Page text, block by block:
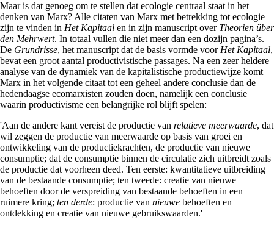
Maar is dat genoeg om te stellen dat ecologie centraal staat in het
denken van Marx? Alle citaten van Marx met betrekking tot ecologie
zijn te vinden in Het Kapitaal en in zijn manuscript over Theorien über
den Mehrwert. In totaal vullen die niet meer dan een dozijn pagina’s.
De Grundrisse, het manuscript dat de basis vormde voor Het Kapitaal,
bevat een groot aantal productivistische passages. Na een zeer heldere
analyse van de dynamiek van de kapitalistische productiewijze komt
Marx in het volgende citaat tot een geheel andere conclusie dan de
hedendaagse ecomarxisten zouden doen, namelijk een conclusie
waarin productivisme een belangrijke rol blijft spelen:
'Aan de andere kant vereist de productie van relatieve meerwaarde, dat
wil zeggen de productie van meerwaarde op basis van groei en
ontwikkeling van de productiekrachten, de productie van nieuwe
consumptie; dat de consumptie binnen de circulatie zich uitbreidt zoals
de productie dat voorheen deed. Ten eerste: kwantitatieve uitbreiding
van de bestaande consumptie; ten tweede: creatie van nieuwe
behoeften door de verspreiding van bestaande behoeften in een
ruimere kring; ten derde: productie van nieuwe behoeften en
ontdekking en creatie van nieuwe gebruikswaarden.'